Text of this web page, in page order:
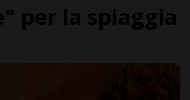
per la spiaggia